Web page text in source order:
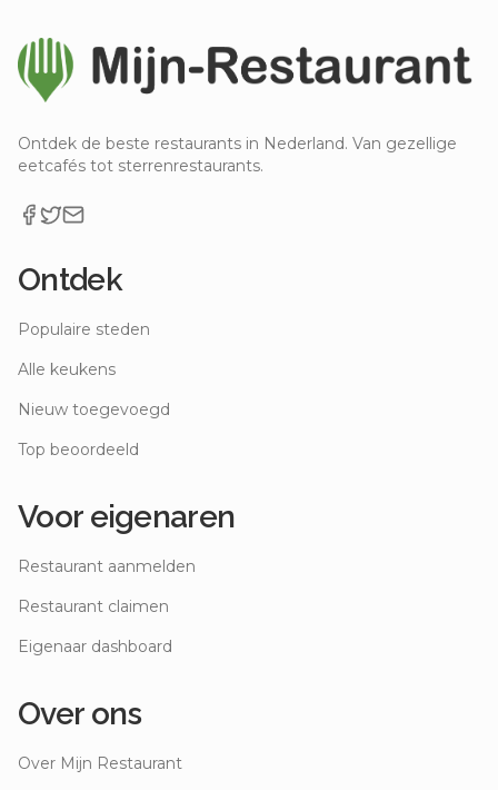
Ontdek de beste restaurants in Nederland. Van gezellige
eetcafés tot sterrenrestaurants.
Ontdek
Populaire steden
Alle keukens
Nieuw toegevoegd
Top beoordeeld
Voor eigenaren
Restaurant aanmelden
Restaurant claimen
Eigenaar dashboard
Over ons
Over Mijn Restaurant